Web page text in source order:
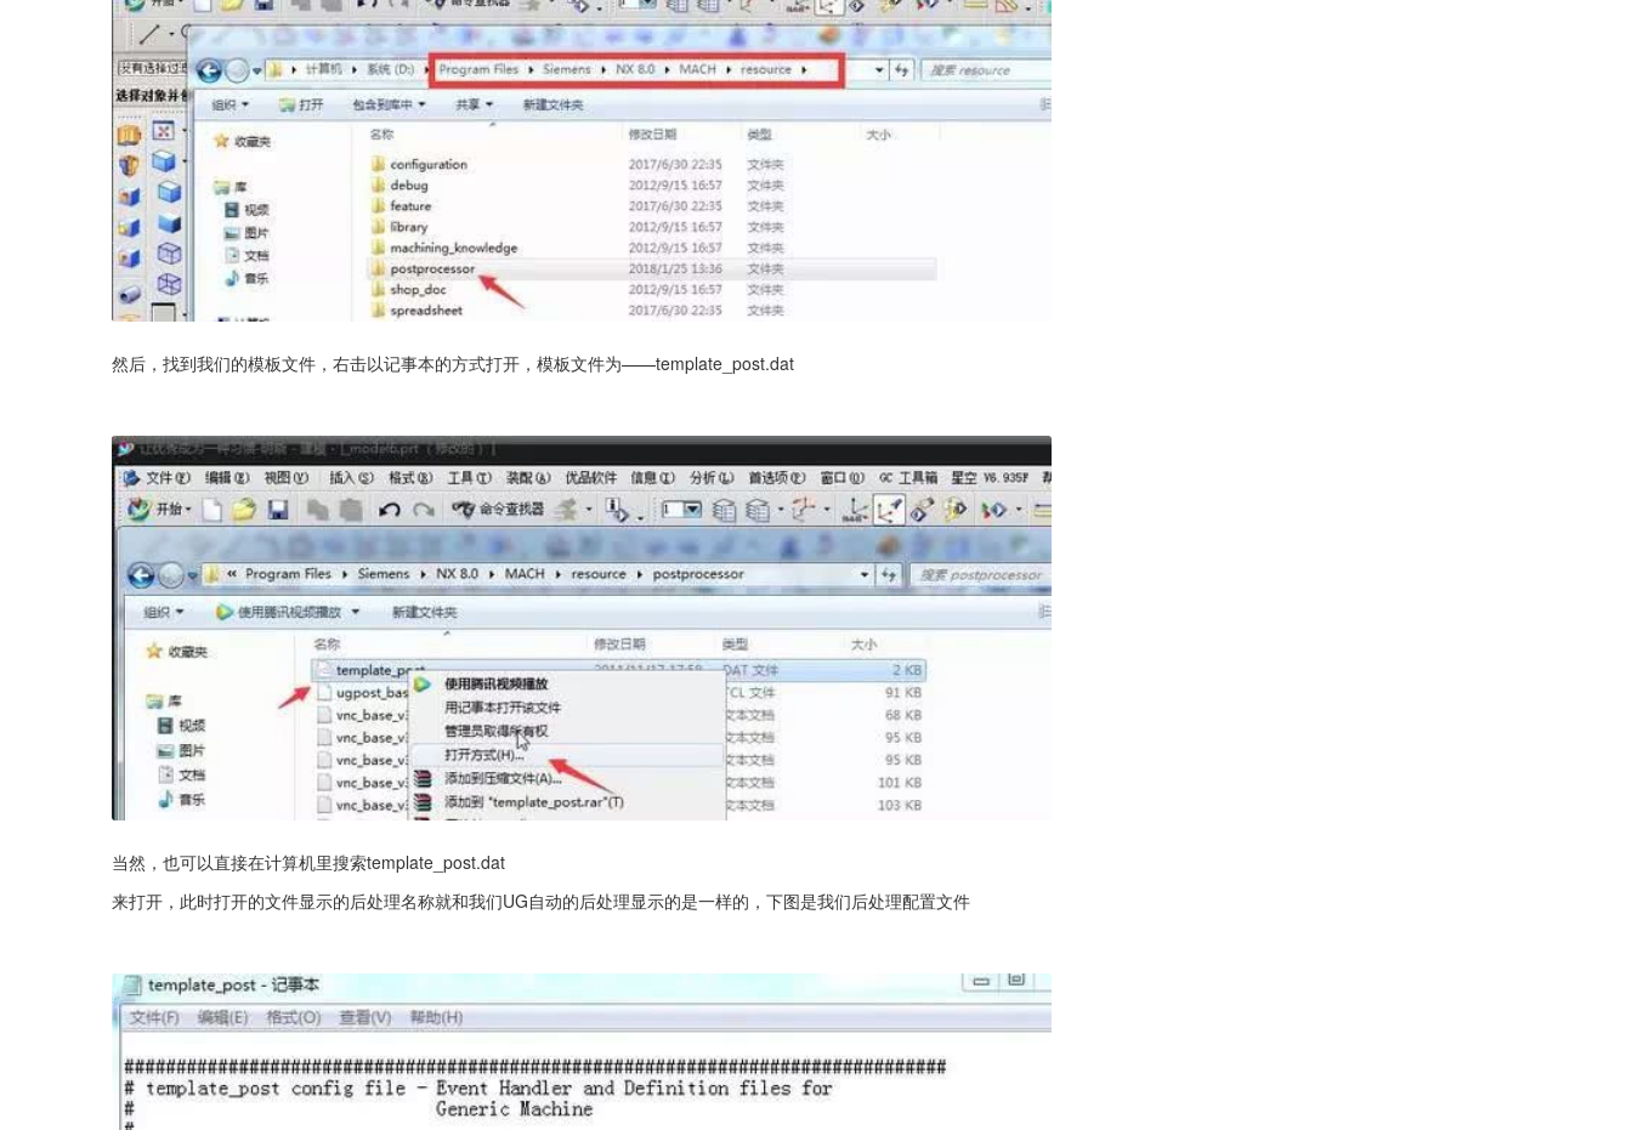
然后，找到我们的模板文件，右击以记事本的方式打开，模板文件为——template_post.dat
当然，也可以直接在计算机里搜索template_post.dat
来打开，此时打开的文件显示的后处理名称就和我们UG自动的后处理显示的是一样的，下图是我们后处理配置文件